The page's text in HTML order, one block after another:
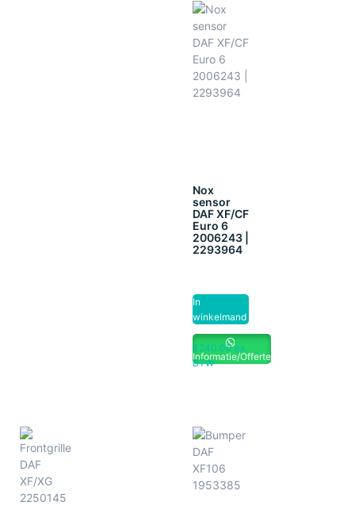
Nox
sensor
DAF XF/CF
Euro 6
2006243 |
2293964
€240.00 ex.
BTW
In
winkelmand
Informatie/Offerte